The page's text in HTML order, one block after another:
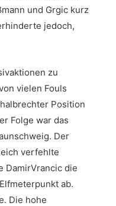
und Grgic kurz
jedoch,
zu
vielen Fouls
Position
Folge war das
Der
verfehlte
DamirVrancic die
ab.
Die hohe